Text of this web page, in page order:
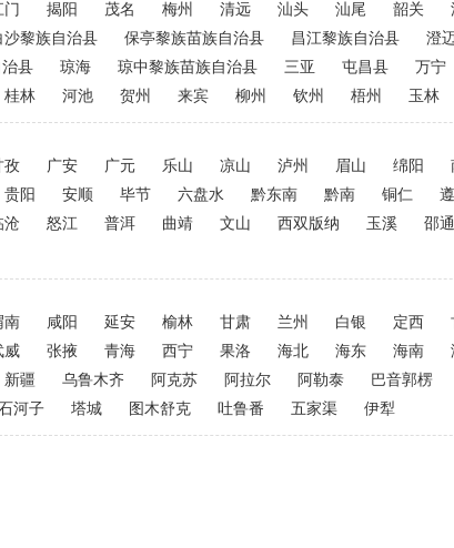
门 揭阳 茂名 梅州 清远 汕头 汕尾 韶关
沙黎族自治县 保亭黎族苗族自治县 昌江黎族自治县 澄
县 琼海 琼中黎族苗族自治县 三亚 屯昌县 万宁
桂林 河池 贺州 来宾 柳州 钦州 梧州 玉林
孜 广安 广元 乐山 凉山 泸州 眉山 绵阳
贵阳 安顺 毕节 六盘水 黔东南 黔南 铜仁
沧 怒江 普洱 曲靖 文山 西双版纳 玉溪 邵通
南 咸阳 延安 榆林 甘肃 兰州 白银 定西
威 张掖 青海 西宁 果洛 海北 海东 海南
新疆 乌鲁木齐 阿克苏 阿拉尔 阿勒泰 巴音郭楞
河子 塔城 图木舒克 吐鲁番 五家渠 伊犁